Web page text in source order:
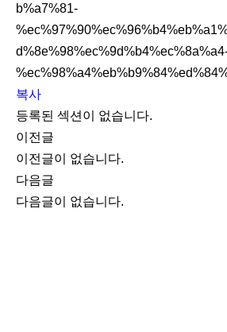
r
e
b%a7%81-
복사
등록된 섹션이 없습니다.
이전글
이전글이 없습니다.
다음글
다음글이 없습니다.